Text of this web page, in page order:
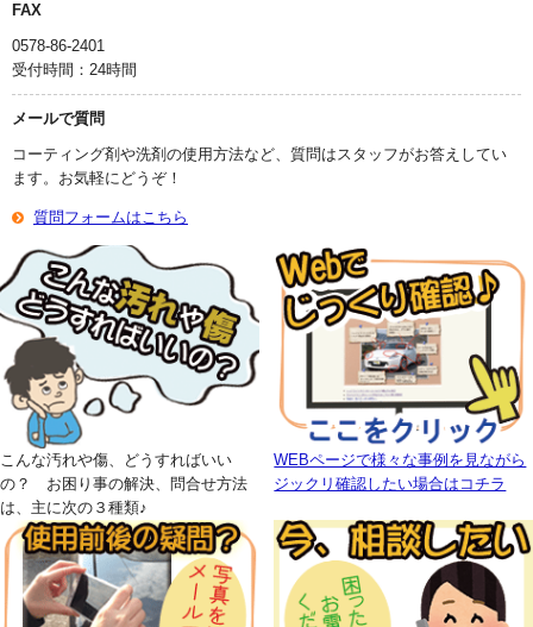
FAX
0578-86-2401
受付時間：24時間
メールで質問
コーティング剤や洗剤の使用方法など、質問はスタッフがお答えしてい
ます。お気軽にどうぞ！
質問フォームはこちら
こんな汚れや傷、どうすればいい
の？ お困り事の解決、問合せ方法
は、主に次の３種類♪
WEBページで様々な事例を見ながら
ジックリ確認したい場合はコチラ